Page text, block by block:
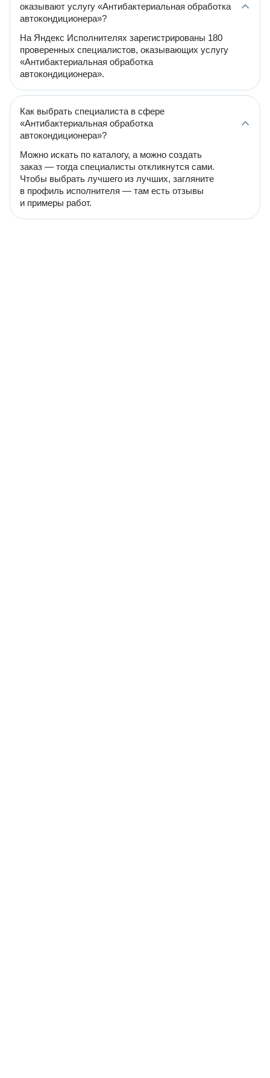
оказывают услугу «Антибактериальная обработка
автокондиционера»?
На Яндекс Исполнителях зарегистрированы 180
проверенных специалистов, оказывающих услугу
«Антибактериальная обработка
автокондиционера».
Как выбрать специалиста в сфере
«Антибактериальная обработка
автокондиционера»?
Можно искать по каталогу, а можно создать
заказ — тогда специалисты откликнутся сами.
Чтобы выбрать лучшего из лучших, загляните
в профиль исполнителя — там есть отзывы
и примеры работ.